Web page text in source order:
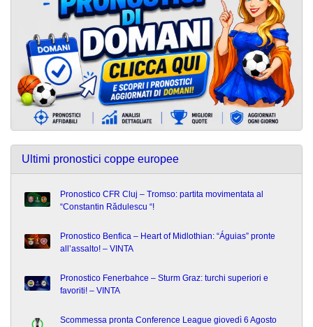
Ultimi pronostici coppe europee
Pronostico CFR Cluj – Tromso: partita movimentata al
“Constantin Rădulescu “!
Pronostico Benfica – Heart of Midlothian: “Águias” pronte
all’assalto! – VINTA
Pronostico Fenerbahce – Sturm Graz: turchi superiori e
favoriti! – VINTA
Scommessa pronta Conference League giovedì 6 Agosto